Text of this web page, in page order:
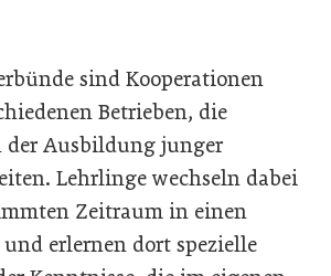
sind Kooperationen
Betrieben, die
der Ausbildung junger
Lehrlinge wechseln dabei
Zeitraum in einen
erlernen dort spezielle